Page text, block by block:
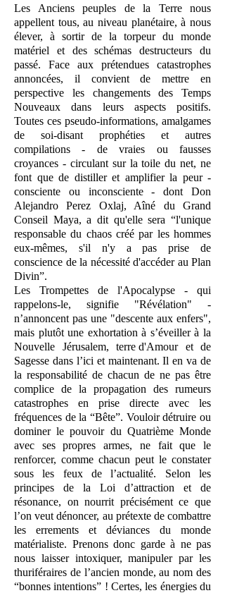
Les Anciens peuples de la Terre nous
appellent tous, au niveau planétaire, à nous
élever, à sortir de la torpeur du monde
matériel et des schémas destructeurs du
passé. Face aux prétendues catastrophes
annoncées, il convient de mettre en
perspective les changements des Temps
Nouveaux dans leurs aspects positifs.
Toutes ces pseudo-informations, amalgames
de soi-disant prophéties et autres
compilations - de vraies ou fausses
croyances - circulant sur la toile du net, ne
font que de distiller et amplifier la peur -
consciente ou inconsciente - dont Don
Alejandro Perez Oxlaj, Aîné du Grand
Conseil Maya, a dit qu'elle sera “l'unique
responsable du chaos créé par les hommes
eux-mêmes, s'il n'y a pas prise de
conscience de la nécessité d'accéder au Plan
Divin”.
Les Trompettes de l'Apocalypse - qui
rappelons-le, signifie "Révélation" -
n’annoncent pas une "descente aux enfers",
mais plutôt une exhortation à s’éveiller à la
Nouvelle Jérusalem, terre d'Amour et de
Sagesse dans l’ici et maintenant. Il en va de
la responsabilité de chacun de ne pas être
complice de la propagation des rumeurs
catastrophes en prise directe avec les
fréquences de la “Bête”. Vouloir détruire ou
dominer le pouvoir du Quatrième Monde
avec ses propres armes, ne fait que le
renforcer, comme chacun peut le constater
sous les feux de l’actualité. Selon les
principes de la Loi d’attraction et de
résonance, on nourrit précisément ce que
l’on veut dénoncer, au prétexte de combattre
les errements et déviances du monde
matérialiste. Prenons donc garde à ne pas
nous laisser intoxiquer, manipuler par les
thuriféraires de l’ancien monde, au nom des
“bonnes intentions” ! Certes, les énergies du